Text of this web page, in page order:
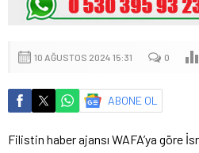
10 AĞUSTOS 2024 15:31 0
ABONE OL
Filistin haber ajansı WAFA’ya göre